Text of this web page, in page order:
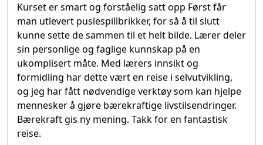
Kurset er smart og forståelig satt opp Først får
man utlevert puslespillbrikker, for så å til slutt
kunne sette de sammen til et helt bilde. Lærer deler
sin personlige og faglige kunnskap på en
ukomplisert måte. Med lærers innsikt og
formidling har dette vært en reise i selvutvikling,
og jeg har fått nødvendige verktøy som kan hjelpe
mennesker å gjøre bærekraftige livstilsendringer.
Bærekraft gis ny mening. Takk for en fantastisk
reise.